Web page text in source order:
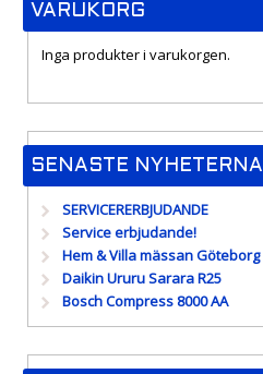
VARUKORG
Inga produkter i varukorgen.
SENASTE NYHETERNA
SERVICERERBJUDANDE
Service erbjudande!
Hem & Villa mässan Göteborg
Daikin Ururu Sarara R25
Bosch Compress 8000 AA